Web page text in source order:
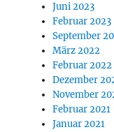
Juni 2023
Februar 2023
September
März 2022
Februar 2022
Dezember
November
Februar 2021
Januar 2021